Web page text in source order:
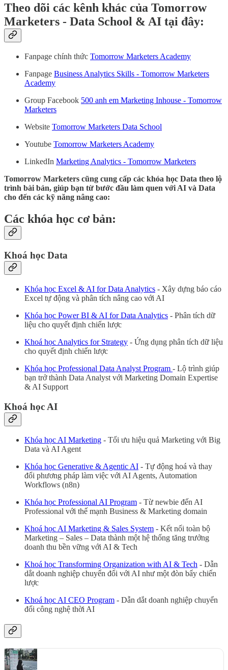
Theo dõi các kênh khác của Tomorrow
Marketers - Data School & AI tại đây:
Fanpage chính thức Tomorrow Marketers Academy
Fanpage Business Analytics Skills - Tomorrow Marketers
Academy
Group Facebook 500 anh em Marketing Inhouse - Tomorrow
Marketers
Website Tomorrow Marketers Data School
Youtube Tomorrow Marketers Academy
LinkedIn Marketing Analytics - Tomorrow Marketers
Tomorrow Marketers cũng cung cấp các khóa học Data theo lộ
trình bài bản, giúp bạn từ bước đầu làm quen với AI và Data
cho đến các kỹ năng nâng cao:
Các khóa học cơ bản:
Khoá học Data
Khóa học Excel & AI for Data Analytics - Xây dựng báo cáo
Excel tự động và phân tích nâng cao với AI
Khóa học Power BI & AI for Data Analytics - Phân tích dữ
liệu cho quyết định chiến lược
Khoá học Analytics for Strategy - Ứng dụng phân tích dữ liệu
cho quyết định chiến lược
Khóa học Professional Data Analyst Program - Lộ trình giúp
bạn trở thành Data Analyst với Marketing Domain Expertise
& AI Support
Khoá học AI
Khóa học AI Marketing - Tối ưu hiệu quả Marketing với Big
Data và AI Agent
Khóa học Generative & Agentic AI - Tự động hoá và thay
đổi phương pháp làm việc với AI Agents, Automation
Workflows (n8n)
Khóa học Professional AI Program - Từ newbie đến AI
Professional với thế mạnh Business & Marketing domain
Khoá học AI Marketing & Sales System - Kết nối toàn bộ
Marketing – Sales – Data thành một hệ thống tăng trưởng
doanh thu bền vững với AI & Tech
Khoá học Transforming Organization with AI & Tech - Dẫn
dắt doanh nghiệp chuyển đổi với AI như một đòn bẩy chiến
lược
Khoá học AI CEO Program - Dẫn dắt doanh nghiệp chuyển
đổi công nghệ thời AI